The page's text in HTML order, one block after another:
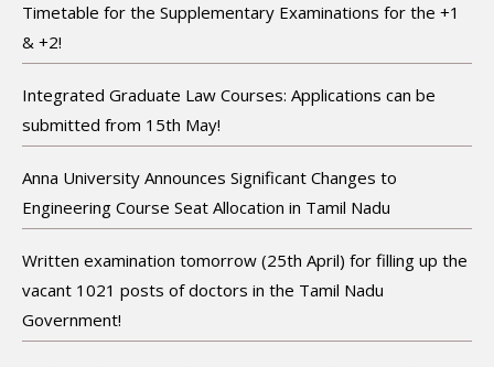
Timetable for the Supplementary Examinations for the +1
& +2!
Integrated Graduate Law Courses: Applications can be
submitted from 15th May!
Anna University Announces Significant Changes to
Engineering Course Seat Allocation in Tamil Nadu
Written examination tomorrow (25th April) for filling up the
vacant 1021 posts of doctors in the Tamil Nadu
Government!